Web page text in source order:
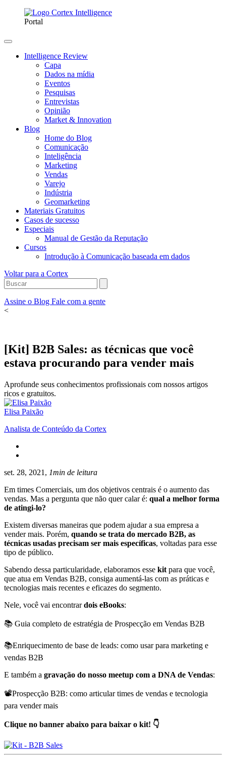
Portal
Intelligence Review
Capa
Dados na mídia
Eventos
Pesquisas
Entrevistas
Opinião
Market & Innovation
Blog
Home do Blog
Comunicação
Inteligência
Marketing
Vendas
Varejo
Indústria
Geomarketing
Materiais Gratuitos
Casos de sucesso
Especiais
Manual de Gestão da Reputação
Cursos
Introdução à Comunicação baseada em dados
Voltar para a Cortex
Assine o Blog Fale com a gente
<
[Kit] B2B Sales: as técnicas que você
estava procurando para vender mais
Aprofunde seus conhecimentos profissionais com nossos artigos
ricos e gratuitos.
Elisa Paixão
Analista de Conteúdo da Cortex
set. 28, 2021, 1min de leitura
Em times Comerciais, um dos objetivos centrais é o aumento das
vendas. Mas a pergunta que não quer calar é: qual a melhor forma
de atingi-lo?
Existem diversas maneiras que podem ajudar a sua empresa a
vender mais. Porém, quando se trata do mercado B2B, as
técnicas usadas precisam ser mais específicas, voltadas para esse
tipo de público.
Sabendo dessa particularidade, elaboramos esse kit para que você,
que atua em Vendas B2B, consiga aumentá-las com as práticas e
tecnologias mais recentes e eficazes do segmento.
Nele, você vai encontrardois eBooks:
📚 Guia completo de estratégia de Prospecção em Vendas B2B
📚Enriquecimento de base de leads: como usar para marketing e
vendas B2B
E também a gravação do nosso meetup com a DNA de Vendas:
📽️Prospecção B2B: como articular times de vendas e tecnologia
para vender mais
Clique no banner abaixo para baixar o kit! 👇